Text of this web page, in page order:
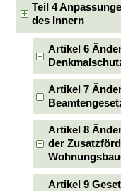
Teil 4
des Innern
Artikel 6
Artikel 7
Artikel 8
der
Artikel 9